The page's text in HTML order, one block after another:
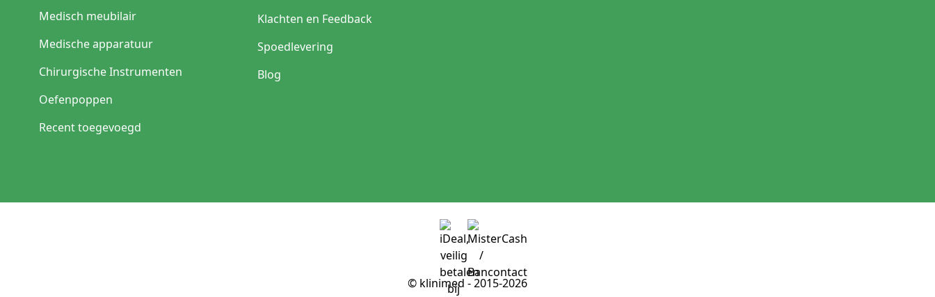
Medisch meubilair
Medische apparatuur
Chirurgische Instrumenten
Oefenpoppen
Recent toegevoegd
Klachten en Feedback
Spoedlevering
Blog
© klinimed - 2015-2026